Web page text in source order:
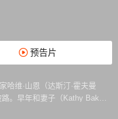
预告片
哈维·山恩（达斯汀·霍夫曼
。早年和妻子（Kathy Baker
饰）前往伦敦开始崭新的生